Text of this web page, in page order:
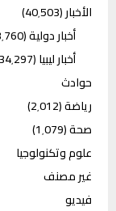
الأخبار(40٬503)
أخبار دولية(3٬760)
أخبار ليبيا(34٬297)
حوادث
رياضة(2٬012)
صحة(1٬079)
علوم وتكنولوجيا
غير مصنف
فيديو